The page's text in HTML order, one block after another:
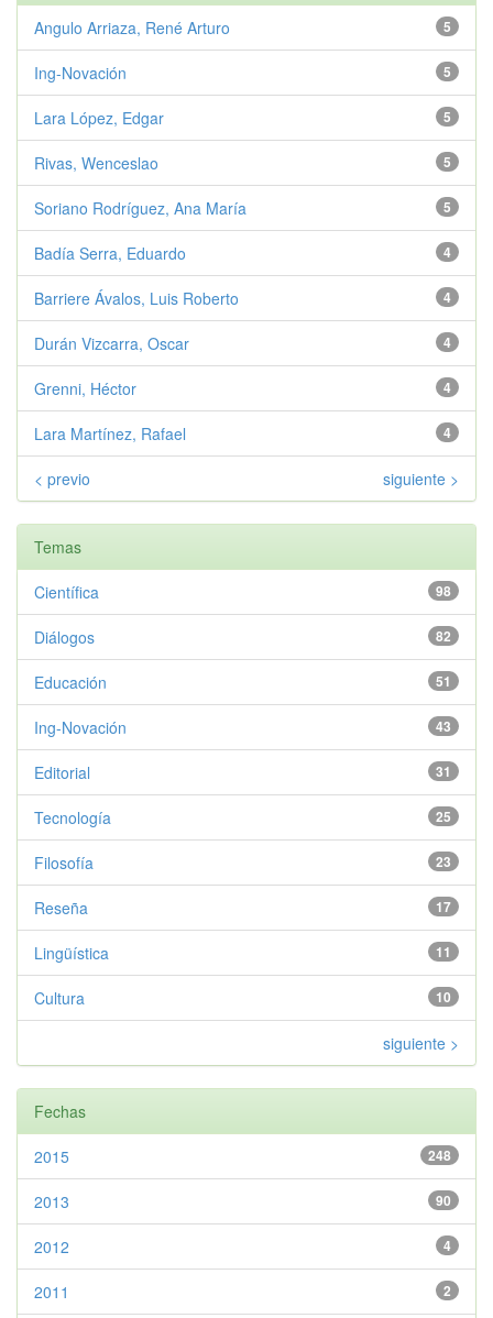
5
Angulo Arriaza, René Arturo
5
Ing-Novación
5
Lara López, Edgar
5
Rivas, Wenceslao
5
Soriano Rodríguez, Ana María
4
Badía Serra, Eduardo
4
Barriere Ávalos, Luis Roberto
4
Durán Vizcarra, Oscar
4
Grenni, Héctor
4
Lara Martínez, Rafael
< previo siguiente >
Temas
98
Científica
82
Diálogos
51
Educación
43
Ing-Novación
31
Editorial
25
Tecnología
23
Filosofía
17
Reseña
11
Lingüística
10
Cultura
siguiente >
Fechas
248
2015
90
2013
4
2012
2
2011